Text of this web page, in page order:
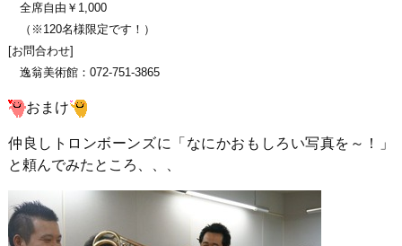
全席自由￥1,000
（※120名様限定です！）
[お問合わせ]
逸翁美術館：072-751-3865
おまけ
仲良しトロンボーンズに「なにかおもしろい写真を～！」
と頼んでみたところ、、、